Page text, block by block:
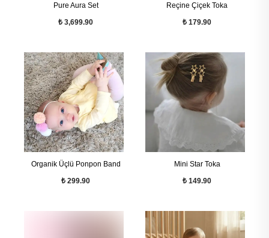
Pure Aura Set
₺ 3,699.90
Reçine Çiçek Toka
₺ 179.90
Organik Üçlü Ponpon Band
₺ 299.90
Mini Star Toka
₺ 149.90